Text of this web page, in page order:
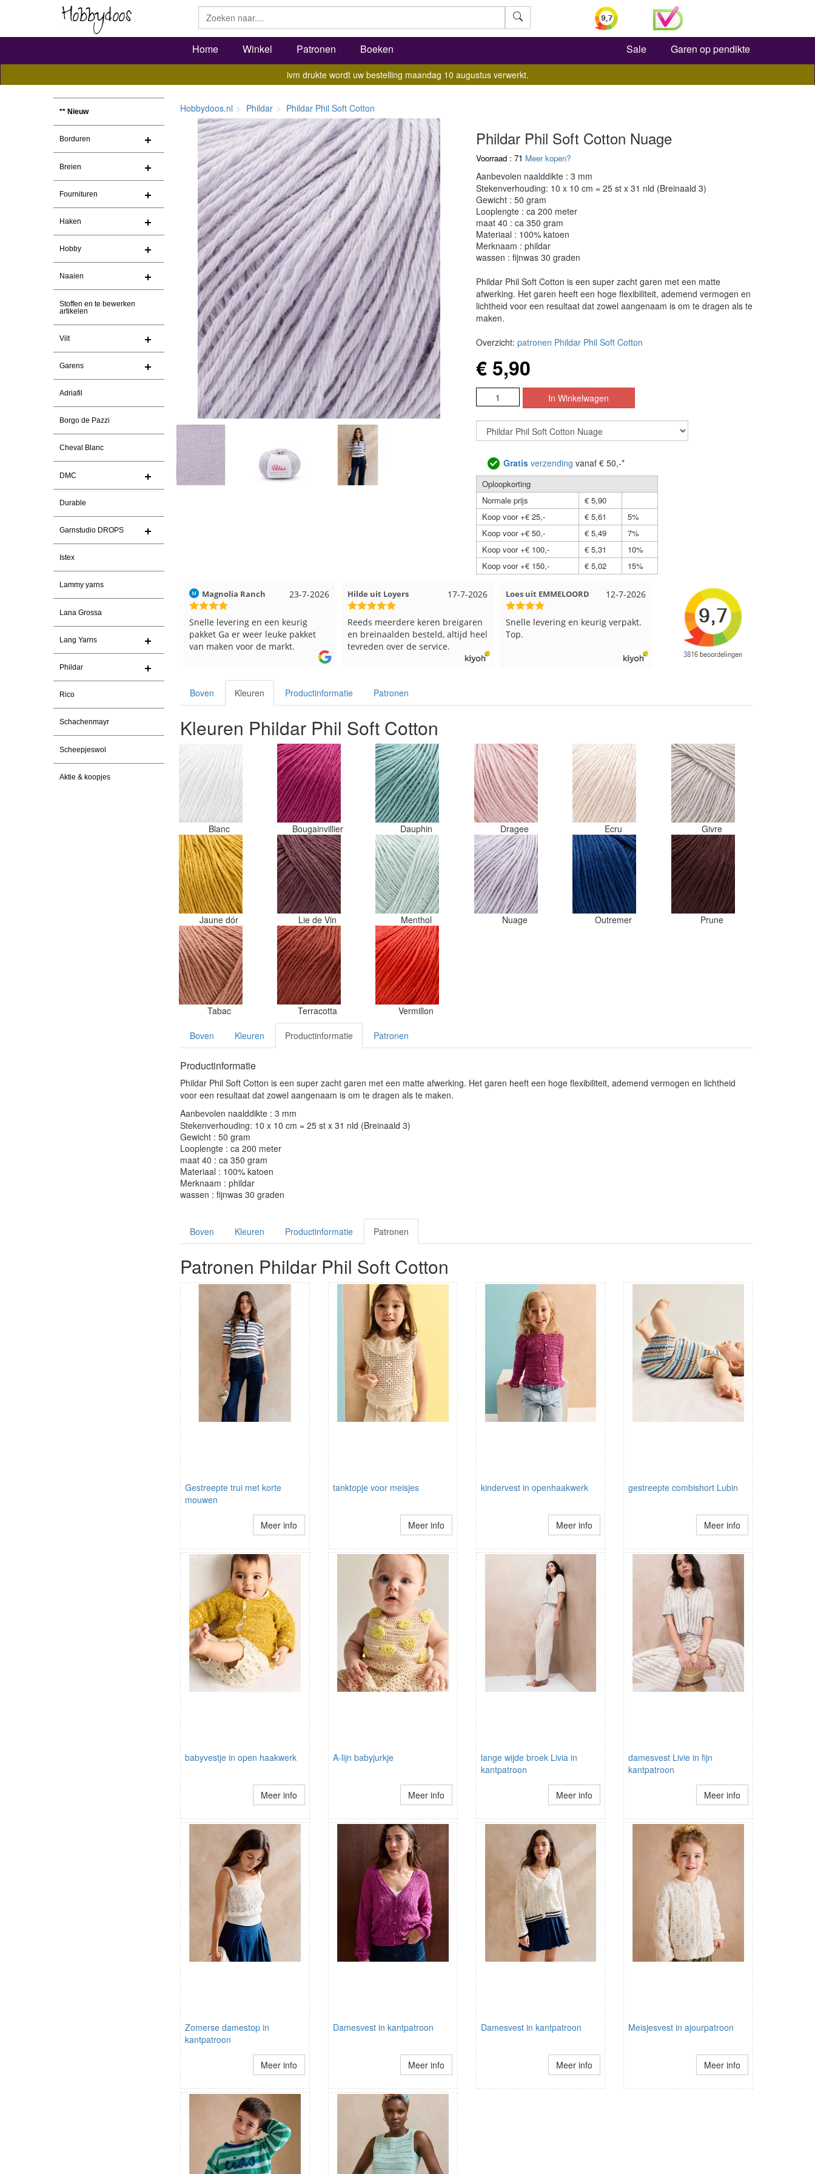
Zoeken
Home Winkel Patronen Boeken Sale Garen op pendikte
ivm drukte wordt uw bestelling maandag 10 augustus verwerkt.
** Nieuw
Borduren
Breien
Fournituren
Haken
Hobby
Naaien
Stoffen en te bewerken
artikelen
Vilt
Garens
Adriafil
Borgo de Pazzi
Cheval Blanc
DMC
Durable
Garnstudio DROPS
Istex
Lammy yarns
Lana Grossa
Lang Yarns
Phildar
Rico
Schachenmayr
Scheepjeswol
Aktie & koopjes
Hobbydoos.nl Phildar Phildar Phil Soft Cotton
Phildar Phil Soft Cotton Nuage
Voorraad : 71 Meer kopen?
Aanbevolen naalddikte : 3 mm
Stekenverhouding: 10 x 10 cm = 25 st x 31 nld (Breinaald 3)
Gewicht : 50 gram
Looplengte : ca 200 meter
maat 40 : ca 350 gram
Materiaal : 100% katoen
Merknaam : phildar
wassen : fijnwas 30 graden
Phildar Phil Soft Cotton is een super zacht garen met een matte
afwerking. Het garen heeft een hoge flexibiliteit, ademend vermogen en
lichtheid voor een resultaat dat zowel aangenaam is om te dragen als te
maken.
Overzicht: patronen Phildar Phil Soft Cotton
€ 5,90
Gratisverzending vanaf € 50,-*
Oploopkorting
Normale prijs
€ 5,90
Koop voor +€ 25,-
€ 5,61
5%
Koop voor +€ 50,-
€ 5,49
7%
Koop voor +€ 100,-
€ 5,31
10%
Koop voor +€ 150,-
€ 5,02 15%
23-7-2026
Magnolia Ranch
Snelle levering en een keurig
pakket Ga er weer leuke pakket
van maken voor de markt.
17-7-2026
Hilde uit Loyers
Reeds meerdere keren breigaren
en breinaalden besteld, altijd heel
tevreden over de service.
12-7-2026
Loes uit EMMELOORD
Snelle levering en keurig verpakt.
Top.
Nell uit Beuningen
Goed verpakt en snelgeleverd
Boven Kleuren Productinformatie Patronen
Kleuren Phildar Phil Soft Cotton
Blanc Bougainvillier Dauphin Dragee Ecru Givre
Jaune dór Lie de Vin Menthol Nuage Outremer Prune
Tabac Terracotta Vermillon
Boven Kleuren Productinformatie Patronen
Productinformatie
Phildar Phil Soft Cotton is een super zacht garen met een matte afwerking. Het garen heeft een hoge flexibiliteit, ademend vermogen en lichtheid
voor een resultaat dat zowel aangenaam is om te dragen als te maken.
Aanbevolen naalddikte : 3 mm
Stekenverhouding: 10 x 10 cm = 25 st x 31 nld (Breinaald 3)
Gewicht : 50 gram
Looplengte : ca 200 meter
maat 40 : ca 350 gram
Materiaal : 100% katoen
Merknaam : phildar
wassen : fijnwas 30 graden
Boven Kleuren Productinformatie Patronen
Patronen Phildar Phil Soft Cotton
Gestreepte trui met korte
mouwen
Meer info
tanktopje voor meisjes
Meer info
kindervest in openhaakwerk
Meer info
gestreepte combishort Lubin
Meer info
babyvestje in open haakwerk
Meer info
A-lijn babyjurkje
Meer info
lange wijde broek Livia in
kantpatroon
Meer info
damesvest Livie in fijn
kantpatroon
Meer info
Zomerse damestop in
kantpatroon
Meer info
Damesvest in kantpatroon
Meer info
Damesvest in kantpatroon
Meer info
Meisjesvest in ajourpatroon
Meer info